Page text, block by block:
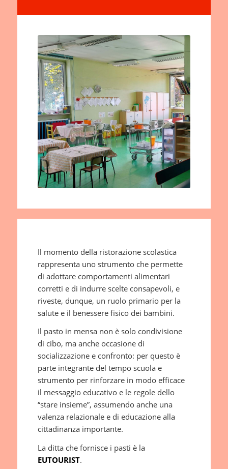
Il momento della ristorazione scolastica
rappresenta uno strumento che permette
di adottare comportamenti alimentari
corretti e di indurre scelte consapevoli, e
riveste, dunque, un ruolo primario per la
salute e il benessere fisico dei bambini.
Il pasto in mensa non è solo condivisione
di cibo, ma anche occasione di
socializzazione e confronto: per questo è
parte integrante del tempo scuola e
strumento per rinforzare in modo efficace
il messaggio educativo e le regole dello
“stare insieme”, assumendo anche una
valenza relazionale e di educazione alla
cittadinanza importante.
La ditta che fornisce i pasti è la
EUTOURIST.